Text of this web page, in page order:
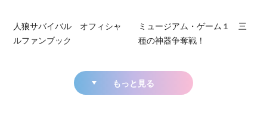
人狼サバイバル オフィシャ
ルファンブック
ミュージアム・ゲーム１ 三
種の神器争奪戦！
もっと見る